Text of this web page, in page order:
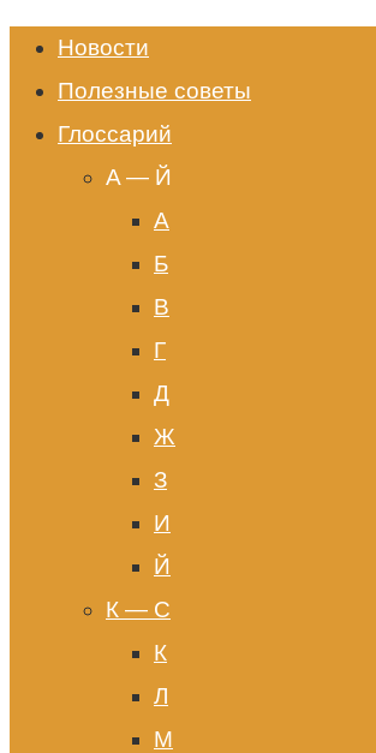
Новости
Полезные советы
Глоссарий
A — Й
А
Б
В
Г
Д
Ж
З
И
Й
К — С
К
Л
М